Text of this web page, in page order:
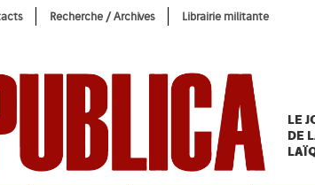
Recherche / Archives Librairie militante
LE
DE